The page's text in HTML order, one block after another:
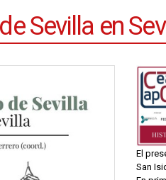
Sevilla en
El
San